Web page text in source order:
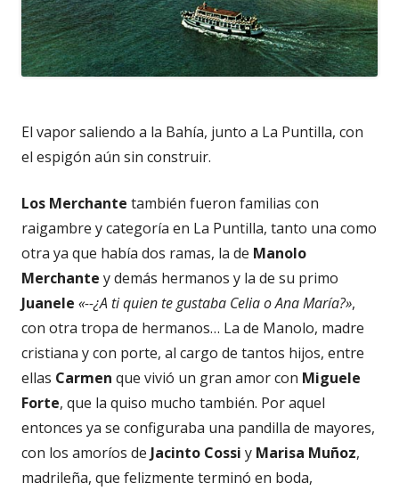
El vapor saliendo a la Bahía, junto a La Puntilla, con
el espigón aún sin construir.
Los Merchante también fueron familias con
raigambre y categoría en La Puntilla, tanto una como
otra ya que había dos ramas, la de Manolo
Merchante y demás hermanos y la de su primo
Juanele «--¿A ti quien te gustaba Celia o Ana María?»,
con otra tropa de hermanos… La de Manolo, madre
cristiana y con porte, al cargo de tantos hijos, entre
ellas Carmen que vivió un gran amor con Miguele
Forte, que la quiso mucho también. Por aquel
entonces ya se configuraba una pandilla de mayores,
con los amoríos de Jacinto Cossi y Marisa Muñoz,
madrileña, que felizmente terminó en boda,